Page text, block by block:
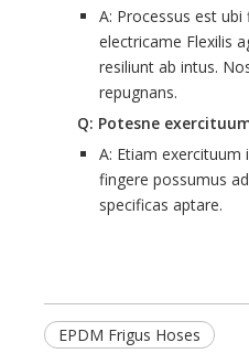
A: Processus est
electricame Flexilis
resiliunt ab intus.
repugnans.
Q: Potesne
A: Etiam exercituum
fingere possumus
specificas aptare.
EPDM Frigus Hoses